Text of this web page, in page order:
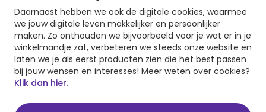
Daarnaast hebben we ook de digitale cookies, waarmee
we jouw digitale leven makkelijker en persoonlijker
maken. Zo onthouden we bijvoorbeeld voor je wat er in je
winkelmandje zat, verbeteren we steeds onze website en
laten we je als eerst producten zien die het best passen
bij jouw wensen en interesses! Meer weten over cookies?
Klik dan hier.